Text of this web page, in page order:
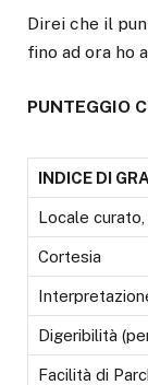
Direi che il
fino ad ora ho
INDICE DI
Locale
Cortesia
Digeribilità
Facilità di